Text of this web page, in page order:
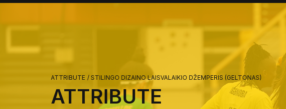
ATTRIBUTE / STILINGO DIZAINO LAISVALAIKIO DŽEMPERIS (GELTONAS)
ATTRIBUTE